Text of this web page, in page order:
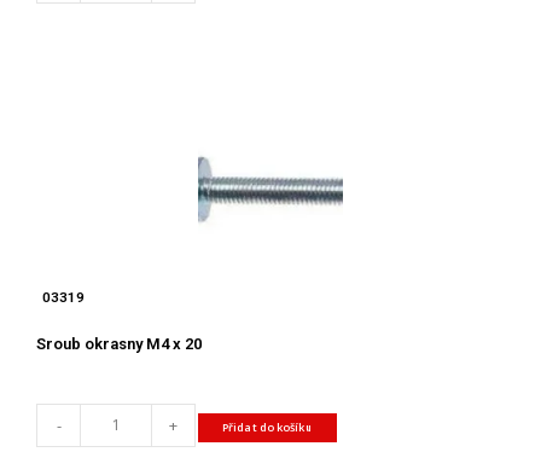
03319
Sroub okrasny M4 x 20
- + Přidat do košíku